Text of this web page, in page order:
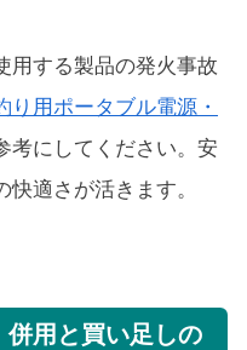
用する製品の発火事故
り用ポータブル電源・
考にしてください。安
適さが活きます。
用と買い足しの